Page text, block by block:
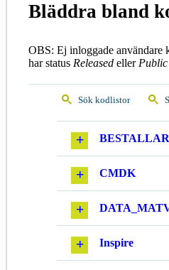
Bläddra bland
OBS: Ej inloggade användare
har status Released eller
Sök kodlistor
CMDK
Inspire